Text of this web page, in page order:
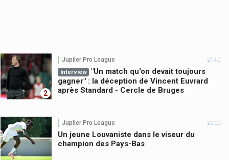
2
Jupiler Pro League 21:40
Interview
"Un match qu'on devait toujours
gagner" : la déception de Vincent Euvrard
après Standard - Cercle de Bruges
Jupiler Pro League 20:00
Un jeune Louvaniste dans le viseur du
champion des Pays-Bas